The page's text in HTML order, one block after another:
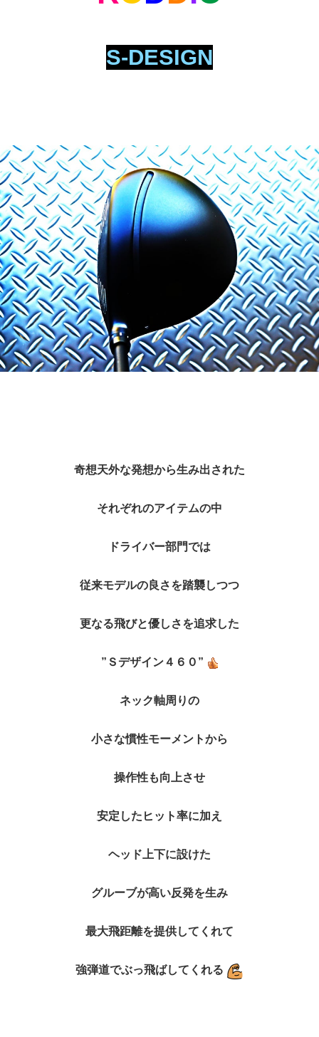
S-DESIGN
奇想天外な発想から生み出された
それぞれのアイテムの中
ドライバー部門では
従来モデルの良さを踏襲しつつ
更なる飛びと優しさを追求した
”Ｓデザイン４６０”
ネック軸周りの
小さな慣性モーメントから
操作性も向上させ
安定したヒット率に加え
ヘッド上下に設けた
グルーブが高い反発を生み
最大飛距離を提供してくれて
強弾道でぶっ飛ばしてくれる